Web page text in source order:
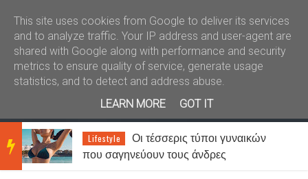
Καλώς ήλθατε Kral News
BRE Lifestyle
Οι τέσσερις τύποι γυναικών
που σαγηνεύουν τους άνδρες
This site uses cookies from Google to deliver its services
and to analyze traffic. Your IP address and user-agent are
shared with Google along with performance and security
metrics to ensure quality of service, generate usage
statistics, and to detect and address abuse.
LEARN MORE
GOT IT